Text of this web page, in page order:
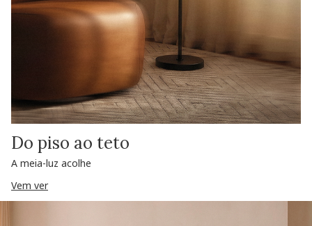
Do piso ao teto
A meia-luz acolhe
Vem ver